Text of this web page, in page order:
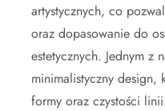
artystycznych, co
oraz dopasowanie do
estetycznych. Jednym z
minimalistyczny design,
formy oraz czystości